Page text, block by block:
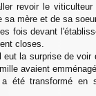
revoir le
sa mère et de sa
fois devant
closes.
eut la surprise de
avaient
été transformé en